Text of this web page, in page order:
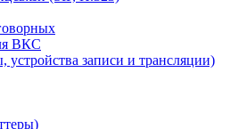
ВКС
записи и трансляции)